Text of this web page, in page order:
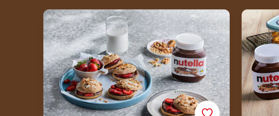
سكونز مع الــ ®Nutella والفراولة الطازجة